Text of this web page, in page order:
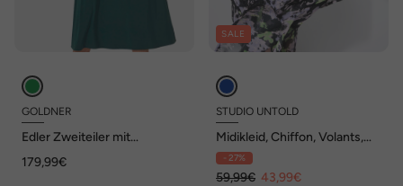
GOLDNER
Edler Zweiteiler mit
179,99€
SALE
STUDIO UNTOLD
Midikleid, Chiffon, Volants,
Unterkleid
- 27%
59,99€ 43,99€